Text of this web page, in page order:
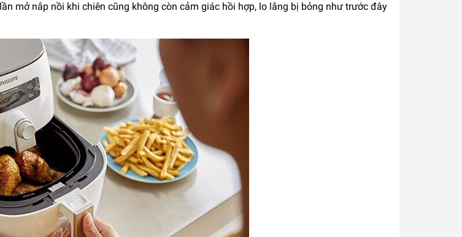
mở nắp nồi khi chiên cũng không còn cảm giác hồi hợp, lo lắng bị bỏng như trước đây